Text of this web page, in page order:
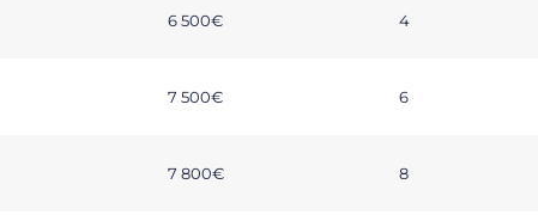
6 500€ 4
7 500€ 6
7 800€ 8